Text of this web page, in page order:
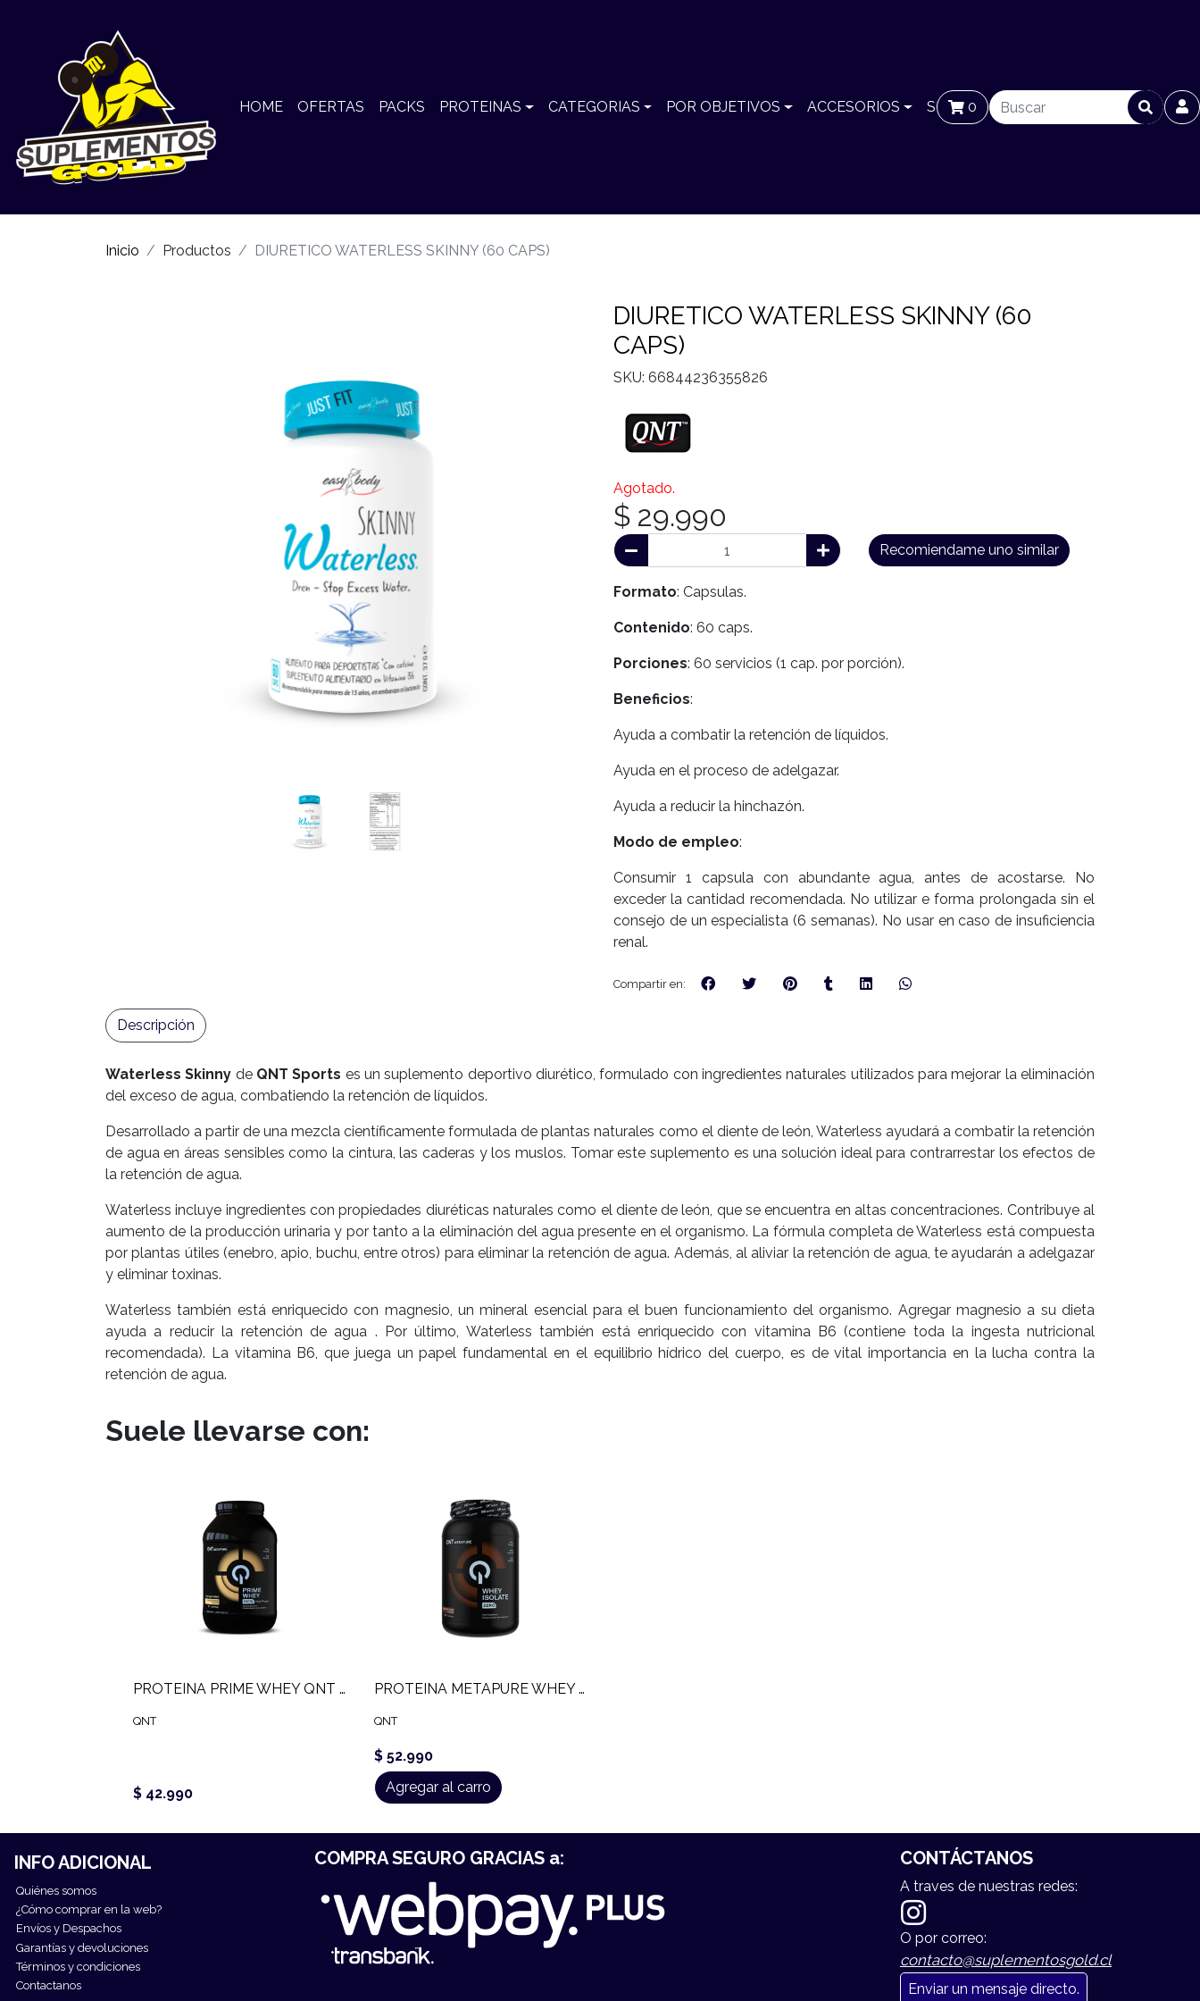
HOME OFERTAS PACKS PROTEINAS CATEGORIAS POR OBJETIVOS ACCESORIOS SUCURSALES BLOG
0
Inicio Productos DIURETICO WATERLESS SKINNY (60 CAPS)
DIURETICO WATERLESS SKINNY (60
CAPS)
SKU: 66844236355826
Agotado.
$ 29.990
Recomiendame uno similar
Formato: Capsulas.
Contenido: 60 caps.
Porciones: 60 servicios (1 cap. por porción).
Beneficios:
Ayuda a combatir la retención de líquidos.
Ayuda en el proceso de adelgazar.
Ayuda a reducir la hinchazón.
Modo de empleo:
Consumir 1 capsula con abundante agua, antes de acostarse. No
exceder la cantidad recomendada. No utilizar e forma prolongada sin el
consejo de un especialista (6 semanas). No usar en caso de insuficiencia
renal.
Compartir en:
Waterless Skinny de QNT Sports es un suplemento deportivo diurético, formulado con ingredientes naturales utilizados para mejorar la eliminación
del exceso de agua, combatiendo la retención de líquidos.
Desarrollado a partir de una mezcla científicamente formulada de plantas naturales como el diente de león, Waterless ayudará a combatir la retención
de agua en áreas sensibles como la cintura, las caderas y los muslos. Tomar este suplemento es una solución ideal para contrarrestar los efectos de
la retención de agua.
Waterless incluye ingredientes con propiedades diuréticas naturales como el diente de león, que se encuentra en altas concentraciones. Contribuye al
aumento de la producción urinaria y por tanto a la eliminación del agua presente en el organismo. La fórmula completa de Waterless está compuesta
por plantas útiles (enebro, apio, buchu, entre otros) para eliminar la retención de agua. Además, al aliviar la retención de agua, te ayudarán a adelgazar
y eliminar toxinas.
Waterless también está enriquecido con magnesio, un mineral esencial para el buen funcionamiento del organismo. Agregar magnesio a su dieta
ayuda a reducir la retención de agua . Por último, Waterless también está enriquecido con vitamina B6 (contiene toda la ingesta nutricional
recomendada). La vitamina B6, que juega un papel fundamental en el equilibrio hídrico del cuerpo, es de vital importancia en la lucha contra la
retención de agua.
Descripción
Suele llevarse con:
PROTEINA PRIME WHEY QNT (908 GR)
QNT
$ 42.990
PROTEINA METAPURE WHEY ISOLATE (908 GR)
QNT
$ 52.990
Agregar al carro
INFO ADICIONAL
Quiénes somos
¿Cómo comprar en la web?
Envíos y Despachos
Garantías y devoluciones
Términos y condiciones
Contactanos
COMPRA SEGURO GRACIAS a: CONTÁCTANOS
A traves de nuestras redes:
O por correo:
contacto@suplementosgold.cl
Enviar un mensaje directo.